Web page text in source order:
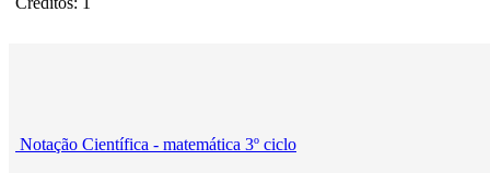
Notação Científica - matemática 3º ciclo